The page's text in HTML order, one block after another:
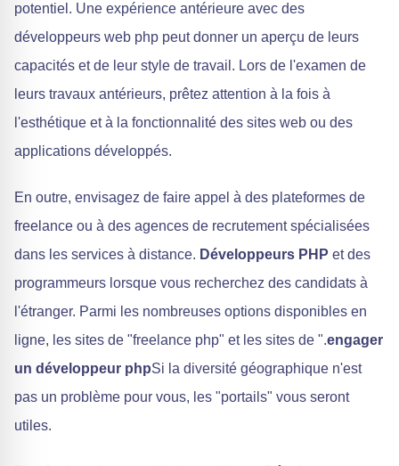
potentiel. Une expérience antérieure avec des
développeurs web php peut donner un aperçu de leurs
capacités et de leur style de travail. Lors de l'examen de
leurs travaux antérieurs, prêtez attention à la fois à
l'esthétique et à la fonctionnalité des sites web ou des
applications développés.
En outre, envisagez de faire appel à des plateformes de
freelance ou à des agences de recrutement spécialisées
dans les services à distance. Développeurs PHP et des
programmeurs lorsque vous recherchez des candidats à
l'étranger. Parmi les nombreuses options disponibles en
ligne, les sites de "freelance php" et les sites de ".engager
un développeur phpSi la diversité géographique n'est
pas un problème pour vous, les "portails" vous seront
utiles.